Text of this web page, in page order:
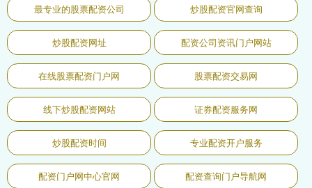
最专业的股票配资公司 炒股配资官网查询
炒股配资网址 配资公司资讯门户网站
在线股票配资门户网 股票配资交易网
线下炒股配资网站 证券配资服务网
炒股配资时间 专业配资开户服务
配资门户网中心官网 配资查询门户导航网